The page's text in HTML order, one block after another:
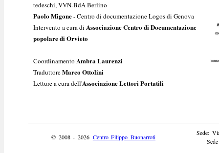
tedeschi, VVN-BdA Berlino
Paolo Migone- Centro di documentazione Logos di Genova
Intervento a cura di Associazione Centro di Documentazione
popolare di Orvieto
Coordinamento Ambra Laurenzi
TraduttoreMarco Ottolini
Letture a cura dell'Associazione Lettori Portatili
© 2008 - 2026 Centro Filippo Buonarroti
Sede: